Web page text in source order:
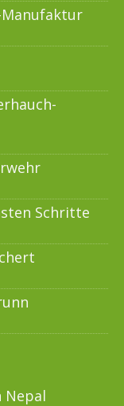
Schritte
Nepal